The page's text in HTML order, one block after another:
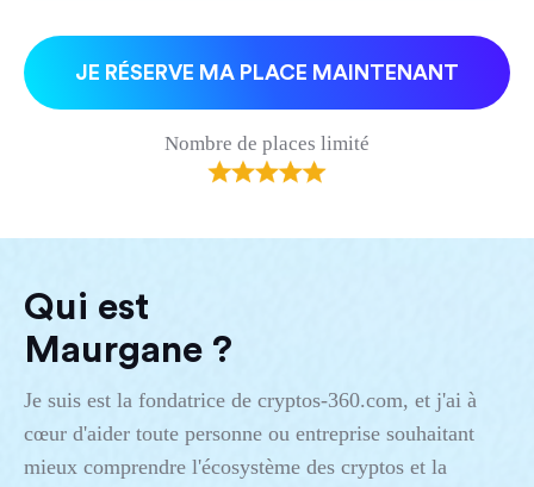
JE RÉSERVE MA PLACE MAINTENANT
Nombre de places limité
Qui est
Maurgane ?
Je suis est la fondatrice de cryptos-360.com, et j'ai à
cœur d'aider toute personne ou entreprise souhaitant
mieux comprendre l'écosystème des cryptos et la